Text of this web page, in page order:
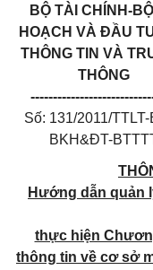
BỘ TÀI CHÍNH-
HOẠCH VÀ ĐẦU
THÔNG TIN VÀ
THÔNG
Số: 131/2011/
BKH&ĐT-
Hướng dẫn quản
thực hiện
thông tin về cơ sở